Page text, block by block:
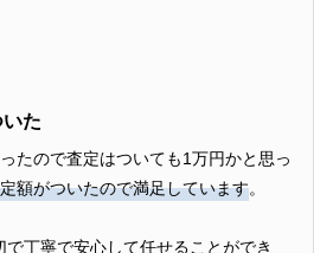
た
たので査定はついても1万円かと思っ
額がついたので満足しています。
で丁寧で安心して任せることができ